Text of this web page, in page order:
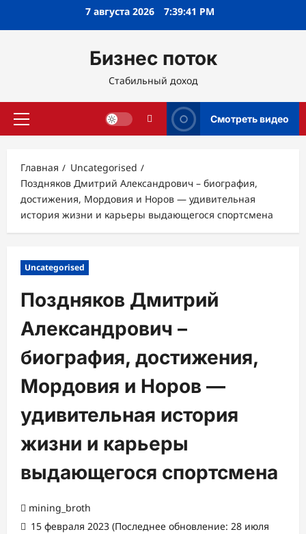
7 августа 2026 7:39:42 PM
Бизнес поток
Стабильный доход
Основное
Смотреть видео
Главная
Uncategorised
Поздняков Дмитрий Александрович – биография,
достижения, Мордовия и Норов — удивительная
история жизни и карьеры выдающегося спортсмена
Uncategorised
Поздняков Дмитрий
Александрович –
биография, достижения,
Мордовия и Норов —
удивительная история
жизни и карьеры
выдающегося спортсмена
mining_broth
15 февраля 2023 (Последнее обновление: 28 июля